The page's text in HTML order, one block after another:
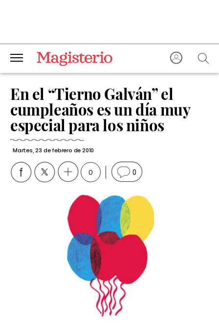
En el “Tierno Galván” el
cumpleaños es un día muy
especial para los niños
Martes, 23 de febrero de 2010
0 0